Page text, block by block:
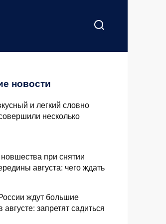
новости
и легкий словно
несколько
при снятии
августа: чего ждать
ждут большие
августе: запретят садиться